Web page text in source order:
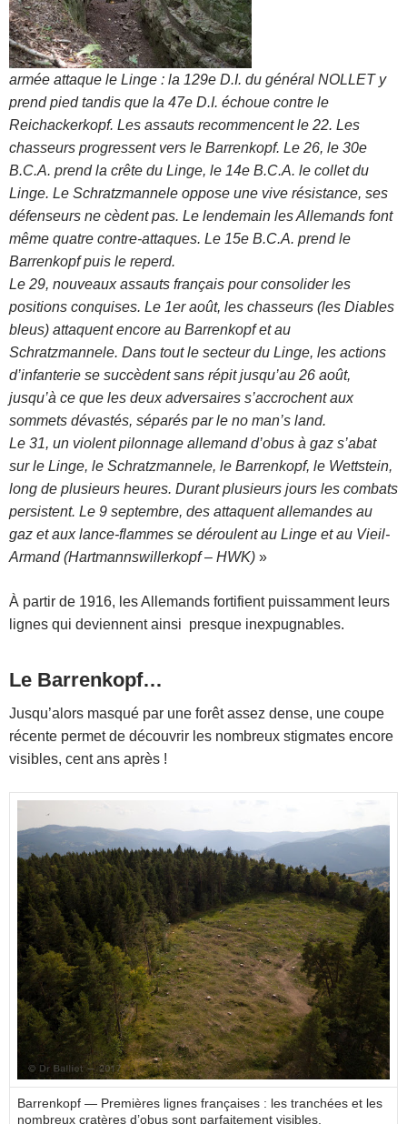
armée attaque le Linge : la 129e D.I. du général NOLLET y
prend pied tandis que la 47e D.I. échoue contre le
Reichackerkopf. Les assauts recommencent le 22. Les
chasseurs progressent vers le Barrenkopf. Le 26, le 30e
B.C.A. prend la crête du Linge, le 14e B.C.A. le collet du
Linge. Le Schratzmannele oppose une vive résistance, ses
défenseurs ne cèdent pas. Le lendemain les Allemands font
même quatre contre-attaques. Le 15e B.C.A. prend le
Barrenkopf puis le reperd.
Le 29, nouveaux assauts français pour consolider les
positions conquises. Le 1er août, les chasseurs (les Diables
bleus) attaquent encore au Barrenkopf et au
Schratzmannele. Dans tout le secteur du Linge, les actions
d’infanterie se succèdent sans répit jusqu’au 26 août,
jusqu’à ce que les deux adversaires s’accrochent aux
sommets dévastés, séparés par le no man’s land.
Le 31, un violent pilonnage allemand d’obus à gaz s’abat
sur le Linge, le Schratzmannele, le Barrenkopf, le Wettstein,
long de plusieurs heures. Durant plusieurs jours les combats
persistent. Le 9 septembre, des attaquent allemandes au
gaz et aux lance-flammes se déroulent au Linge et au Vieil-
Armand (Hartmannswillerkopf – HWK) »
À partir de 1916, les Allemands fortifient puissamment leurs
lignes qui deviennent ainsi presque inexpugnables.
Le Barrenkopf…
Jusqu’alors masqué par une forêt assez dense, une coupe
récente permet de découvrir les nombreux stigmates encore
visibles, cent ans après !
Barrenkopf — Premières lignes françaises : les tranchées et les
nombreux cratères d’obus sont parfaitement visibles.